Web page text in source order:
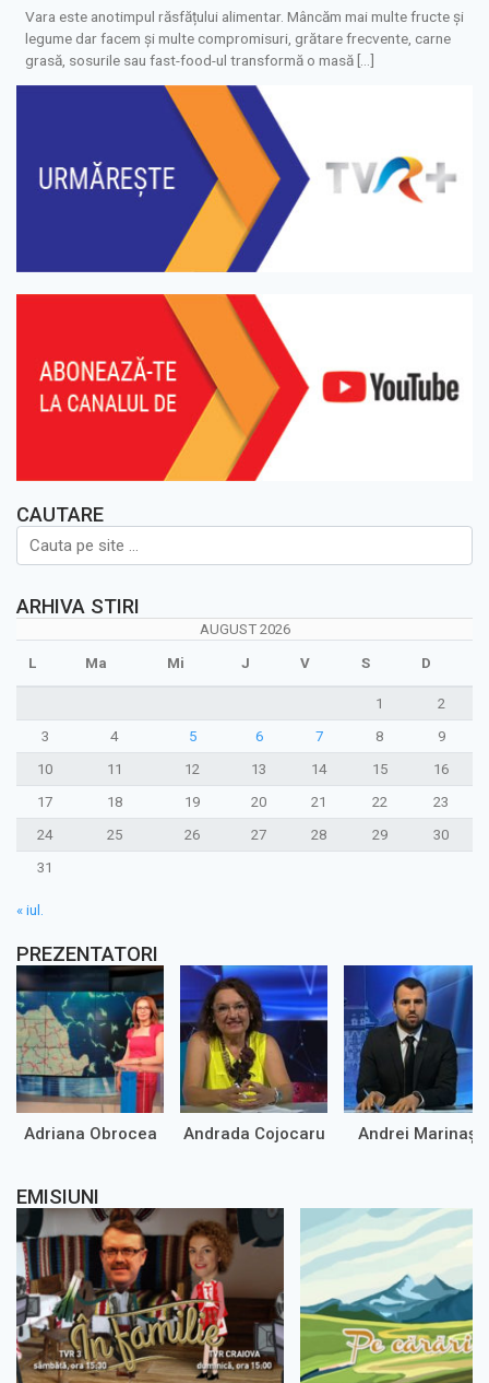
Vara este anotimpul răsfățului alimentar. Mâncăm mai multe fructe și
legume dar facem și multe compromisuri, grătare frecvente, carne
grasă, sosurile sau fast-food-ul transformă o masă […]
CAUTARE
ARHIVA STIRI
AUGUST 2026
L Ma Mi J V S D
1
2
3
4 5 6 7 8
9
10
11 12 13 14 15
16
17
18 19 20 21 22
23
24
25 26 27 28 29
30
31
« iul.
PREZENTATORI
Adriana Obrocea Andrada Cojocaru Andrei Marinaș
EMISIUNI